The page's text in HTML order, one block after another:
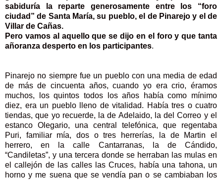
sabiduría la reparte generosamente entre los “foro
ciudad” de Santa María, su pueblo, el de Pinarejo y el de
Villar de Cañas.
Pero vamos al aquello que se dijo en el foro y que tanta
añoranza desperto en los participantes.
Pinarejo no siempre fue un pueblo con una media de edad
de más de cincuenta años, cuando yo era crio, éramos
muchos, los quintos todos los años había como mínimo
diez, era un pueblo lleno de vitalidad. Había tres o cuatro
tiendas, que yo recuerde, la de Adelaido, la del Correo y el
estanco Olegario, una central telefónica, que regentaba
Puri, familiar mía, dos o tres herrerías, la de Martin el
herrero, en la calle Cantarranas, la de Cándido,
“Candiletas”, y una tercera donde se herraban las mulas en
el callejón de las calles las Cruces, había una tahona, un
horno y me suena que se vendía pan o se cambiaban los